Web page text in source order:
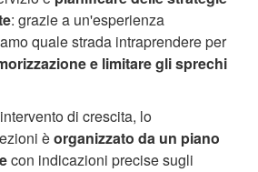
: grazie a un'esperienza
quale strada intraprendere per
e limitare gli sprechi
di crescita, lo
èorganizzato da un piano
con indicazioni precise sugli